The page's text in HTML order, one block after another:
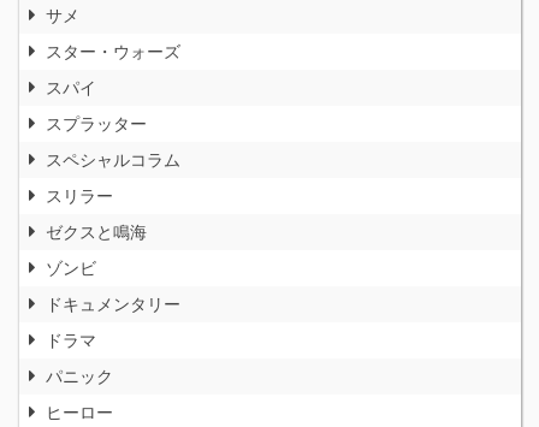
サメ
スター・ウォーズ
スパイ
スプラッター
スペシャルコラム
スリラー
ゼクスと鳴海
ゾンビ
ドキュメンタリー
ドラマ
パニック
ヒーロー